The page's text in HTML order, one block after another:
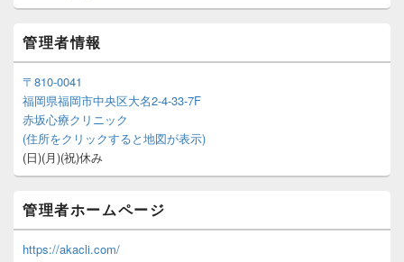
管理者情報
〒810-0041
福岡県福岡市中央区大名2-4-33-7F
赤坂心療クリニック
(住所をクリックすると地図が表示)
(日)(月)(祝)休み
管理者ホームページ
https://akacli.com/